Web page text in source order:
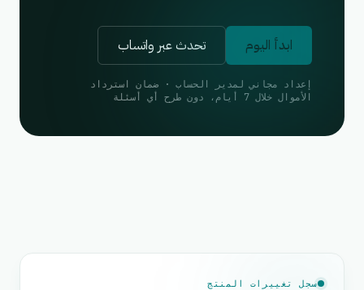
ابدأ اليوم تحدث عبر واتساب
إعداد مجاني لمدير الحساب · ضمان استرداد
الأموال خلال 7 أيام، دون طرح أي أسئلة
سجل تغييرات المنتج